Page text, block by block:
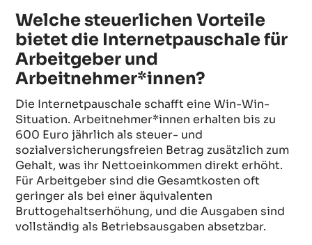
Welche steuerlichen Vorteile
bietet die Internetpauschale für
Arbeitgeber und
Arbeitnehmer*innen?
Die Internetpauschale schafft eine Win-Win-
Situation. Arbeitnehmer*innen erhalten bis zu
600 Euro jährlich als steuer- und
sozialversicherungsfreien Betrag zusätzlich zum
Gehalt, was ihr Nettoeinkommen direkt erhöht.
Für Arbeitgeber sind die Gesamtkosten oft
geringer als bei einer äquivalenten
Bruttogehaltserhöhung, und die Ausgaben sind
vollständig als Betriebsausgaben absetzbar.